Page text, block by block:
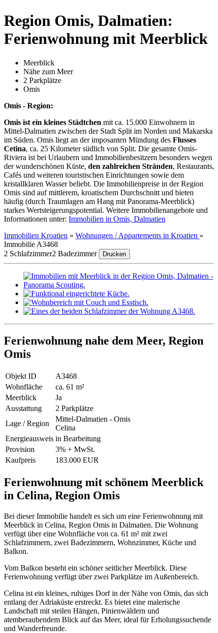
Region Omis, Dalmatien:
Ferienwohnung mit Meerblick
Meerblick
Nähe zum Meer
2 Parkplätze
Omis
Omis - Region:
Omis ist ein kleines Städtchen mit ca. 15.000 Einwohnern in
Mittel-Dalmatien zwischen der Stadt Split im Norden und Makarska
im Süden. Omis liegt an der imposanten Mündung des Flusses
Cetina, ca. 25 Kilometer südlich von Split. Die gesamte Omis-
Riviera ist bei Urlaubern und Immobilienbesitzern besonders wegen
der wunderschönen Küste, den zahlreichen Stränden, Restaurants,
Cafés und weiteren touristischen Einrichtungen sowie dem
kristallklaren Wasser beliebt. Die Immobilienpreise in der Region
Omis sind auf mittlerem, kroatischem Durchschnitt und bieten
häufig (durch Traumlagen am Hang mit Panorama-Meerblick)
starkes Wertsteigerungspotential. Weitere Immobilienangebote und
Informationen unter: Immobilien in Omis, Dalmatien
Immobilien Kroatien » Wohnungen / Appartements in Kroatien »
Immobilie A3468
2 Schlafzimmer2 Badezimmer Drucken
Ferienwohnung nahe dem Meer, Region
Omis
Objekt ID
A3468
Wohnfläche
ca. 61 m²
Meerblick
Ja
Ausstattung
2 Parkplätze
Lage / Region
Mittel-Dalmatien - Omis
Celina
Energieausweis in Bearbeitung
Provision
3% + MwSt.
Kaufpreis
183.000 EUR
Ferienwohnung mit schönem Meerblick
in Celina, Region Omis
Bei dieser Immobilie handelt es sich um eine Ferienwohnung mit
Meerblick in Celina, Region Omis in Dalmatien. Die Wohnung
verfügt über eine Wohnfläche von ca. 61 m² mit zwei
Schlafzimmern, zwei Badezimmern, Wohnzimmer, Küche und
Balkon.
Vom Balkon besteht ein schöner seitlicher Meerblick. Diese
Ferienwohnung verfügt über zwei Parkplätze im Außenbereich.
Celina ist ein kleines, ruhiges Dorf in der Nähe von Omis, das sich
entlang der Adriaküste erstreckt. Es bietet eine malerische
Landschaft mit steilen Hängen, Pinienwäldern und
atemberaubendem Blick auf das Meer, ideal für Erholungssuchende
und Wanderfreunde.